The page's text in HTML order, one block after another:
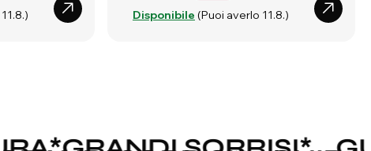
Disponibile (Puoi averlo 11.8.)